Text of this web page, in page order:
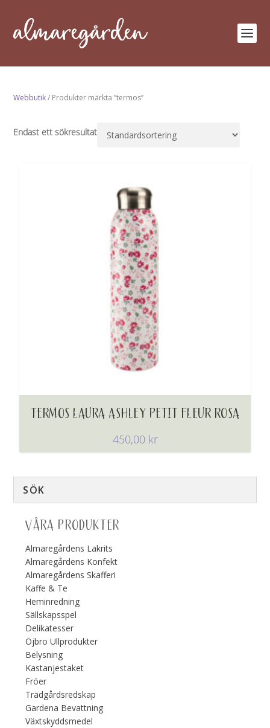
Webbutik/ Produkter märkta ”termos”
Endast ett sökresultat
TERMOS LAURA ASHLEY PETIT FLEUR ROSA
450,00 kr
VÅRA PRODUKTER
Almaregårdens Lakrits
Almaregårdens Konfekt
Almaregårdens Skafferi
Kaffe & Te
Heminredning
Sällskapsspel
Delikatesser
Öjbro Ullprodukter
Belysning
Kastanjestaket
Fröer
Trädgårdsredskap
Gardena Bevattning
Växtskyddsmedel